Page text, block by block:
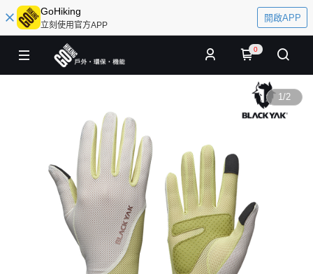
GoHiking
立刻使用官方APP
開啟APP
0
1/2